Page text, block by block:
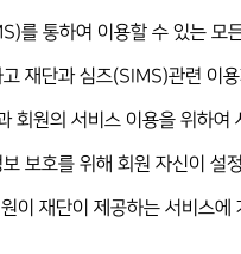
를 통하여 이용할 수 있는 모
재단과 심즈(SIMS)관련 이
회원의 서비스 이용을 위하여
보호를 위해 회원 자신이 설
이 재단이 제공하는 서비스